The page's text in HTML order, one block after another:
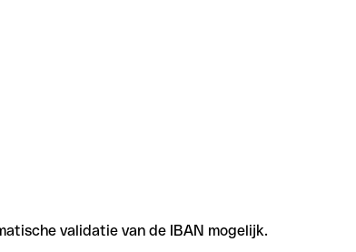
validatie van de IBAN mogelijk.